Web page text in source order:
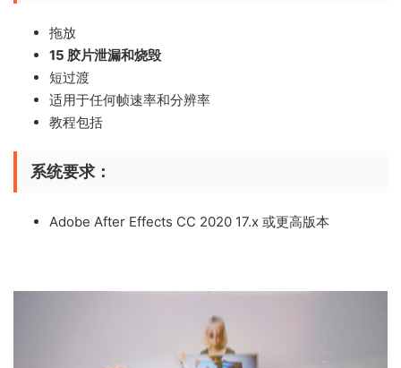
拖放
15 胶片泄漏和烧毁
短过渡
适用于任何帧速率和分辨率
教程包括
系统要求：
Adobe After Effects CC 2020 17.x 或更高版本